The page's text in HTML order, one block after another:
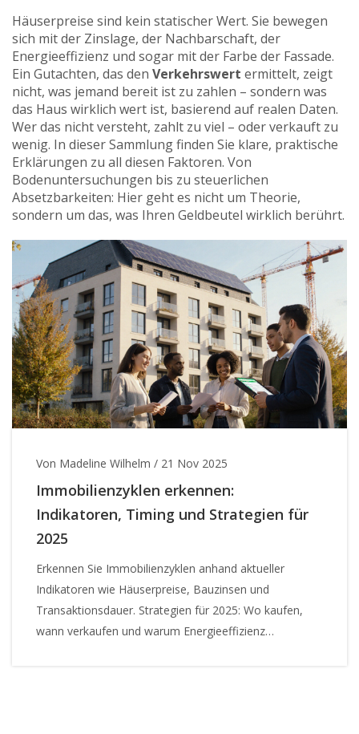
Häuserpreise sind kein statischer Wert. Sie bewegen
sich mit der Zinslage, der Nachbarschaft, der
Energieeffizienz und sogar mit der Farbe der Fassade.
Ein Gutachten, das den Verkehrswert ermittelt, zeigt
nicht, was jemand bereit ist zu zahlen – sondern was
das Haus wirklich wert ist, basierend auf realen Daten.
Wer das nicht versteht, zahlt zu viel – oder verkauft zu
wenig. In dieser Sammlung finden Sie klare, praktische
Erklärungen zu all diesen Faktoren. Von
Bodenuntersuchungen bis zu steuerlichen
Absetzbarkeiten: Hier geht es nicht um Theorie,
sondern um das, was Ihren Geldbeutel wirklich berührt.
Von Madeline Wilhelm / 21 Nov 2025
Immobilienzyklen erkennen:
Indikatoren, Timing und Strategien für
2025
Erkennen Sie Immobilienzyklen anhand aktueller
Indikatoren wie Häuserpreise, Bauzinsen und
Transaktionsdauer. Strategien für 2025: Wo kaufen,
wann verkaufen und warum Energieeffizienz